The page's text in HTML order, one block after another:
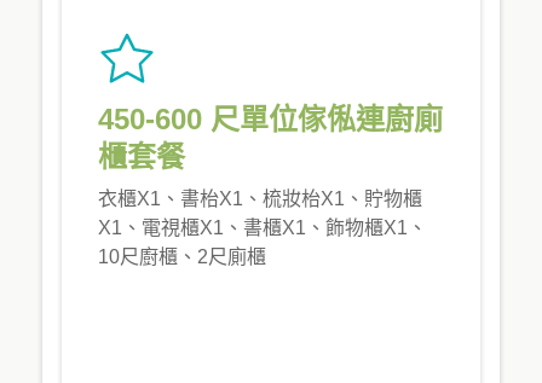
450-600 尺單位傢俬連廚廁
櫃套餐
衣櫃X1、書枱X1、梳妝枱X1、貯物櫃
X1、電視櫃X1、書櫃X1、飾物櫃X1、
10尺廚櫃、2尺廁櫃